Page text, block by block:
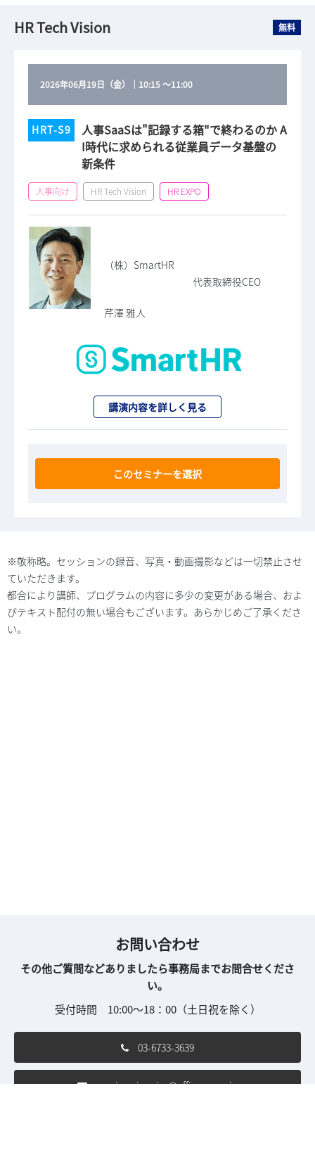
HR Tech Vision 無料
2026年06月19日（金） ｜ 10:15～11:00
HRT-S9
人事SaaSは"記録する箱"で終わるのか A
I時代に求められる従業員データ基盤の
新条件
人事向け HR Tech Vision HR EXPO
（株）SmartHR
代表取締役CEO
芹澤 雅人
講演内容を詳しく見る
このセミナーを選択
※敬称略。セッションの録音、写真・動画撮影などは一切禁止させ
ていただきます。
都合により講師、プログラムの内容に多少の変更がある場合、およ
びテキスト配付の無い場合もございます。あらかじめご了承くださ
い。
お問い合わせ
その他ご質問などありましたら事務局までお問合せくださ
い。
受付時間 10:00～18：00（土日祝を除く）
03-6733-3639
seminar-inquiry@office-expo.jp